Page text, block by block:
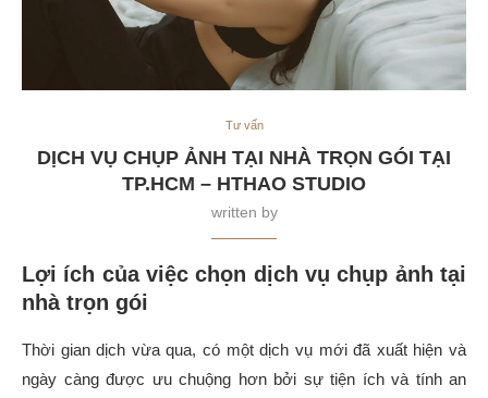
Tư vấn
DỊCH VỤ CHỤP ẢNH TẠI NHÀ TRỌN GÓI TẠI
TP.HCM – HTHAO STUDIO
written by
Lợi ích của việc chọn dịch vụ chụp ảnh tại
nhà trọn gói
Thời gian dịch vừa qua, có một dịch vụ mới đã xuất hiện và
ngày càng được ưu chuộng hơn bởi sự tiện ích và tính an